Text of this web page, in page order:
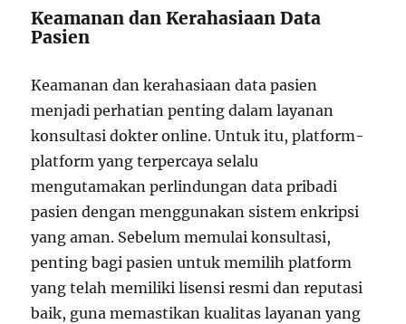
Keamanan dan Kerahasiaan Data
Pasien
Keamanan dan kerahasiaan data pasien
menjadi perhatian penting dalam layanan
konsultasi dokter online. Untuk itu, platform-
platform yang terpercaya selalu
mengutamakan perlindungan data pribadi
pasien dengan menggunakan sistem enkripsi
yang aman. Sebelum memulai konsultasi,
penting bagi pasien untuk memilih platform
yang telah memiliki lisensi resmi dan reputasi
baik, guna memastikan kualitas layanan yang